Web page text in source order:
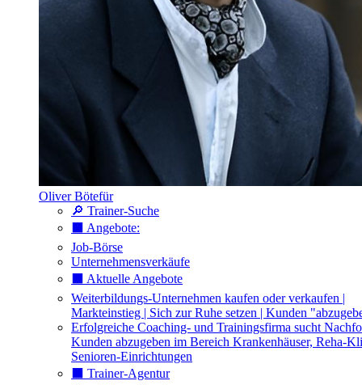
Oliver Bötefür
🔎 Trainer-Suche
⬛️ Angebote:
Job-Börse
Unternehmensverkäufe
⬛️ Aktuelle Angebote
Weiterbildungs-Unternehmen kaufen oder verkaufen |
Markteinstieg | Sich zur Ruhe setzen | Kunden
Erfolgreiche Coaching- und Trainingsfirma sucht
Kunden abzugeben im Bereich Krankenhäuser, Reha-
Senioren-Einrichtungen
⬛️ Trainer-Agentur